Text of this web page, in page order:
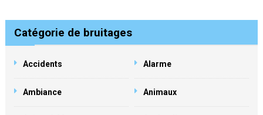
Catégorie de bruitages
Accidents Alarme
Ambiance Animaux